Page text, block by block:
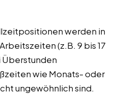
werden in
(z.B. 9 bis 17
wie Monats- oder
ungewöhnlich sind.